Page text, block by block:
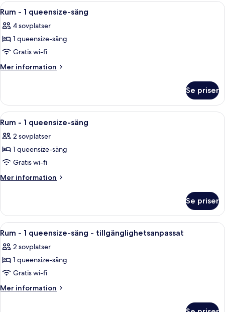
kingsize-
Öppna
alla
foton
för
Rum
-
säng
Ett hotellrum med två sängar, ett
10
Rum - 1 queensize-säng
4 sovplatser
1 queensize-säng
Gratis wi-fi
Mer information
Mer
-
queensize-
Se priser
Öppna
alla
foton
för
Rum
-
säng
Ett hotellrum med en stor säng, ett
9
Rum - 1 queensize-säng
2 sovplatser
1 queensize-säng
Gratis wi-fi
Mer information
Mer
-
queensize-
Se priser
Öppna
alla
foton
för
Rum
-
Ett modernt hotellrum med en stor
14
Rum - 1 queensize-säng - tillgänglighetsanpassat
2 sovplatser
1 queensize-säng
Gratis wi-fi
Mer information
Mer